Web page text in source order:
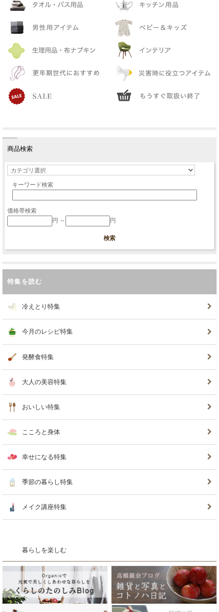
商品検索
キーワード検索
価格帯検索
円 ～
円
特集を読む
冷えとり特集
今月のレシピ特集
発酵食特集
大人の美容特集
おいしい特集
こころと身体
幸せになる特集
季節の暮らし特集
メイク講座特集
暮らしを楽しむ